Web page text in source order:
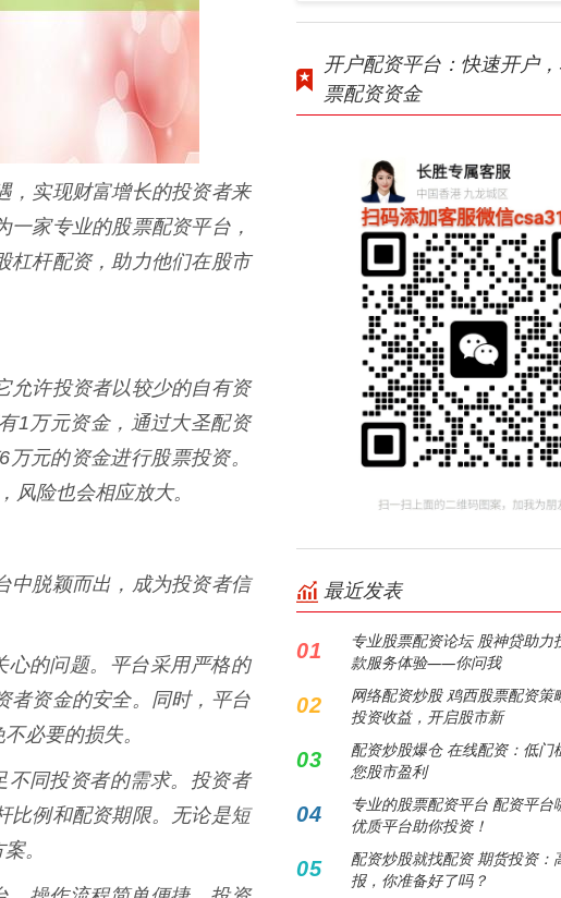
，实现财富增长的投资者来
家专业的股票配资平台，
杠杆配资，助力他们在股市
允许投资者以较少的自有资
1万元资金，通过大圣配资
元的资金进行股票投资。
风险也会相应放大。
中脱颖而出，成为投资者信
的问题。平台采用严格的
者资金的安全。同时，平台
必要的损失。
同投资者的需求。投资者
比例和配资期限。无论是短
。
开户配资平台：快速开户
票配资资金
最近发表
01
专业股票配资论坛 股神贷助力
款服务体验——你问我
02
网络配资炒股 鸡西股票配资策
投资收益，开启股市新
03
配资炒股爆仓 在线配资：低门
您股市盈利
04
专业的股票配资平台 配资平台
优质平台助你投资！
05
配资炒股就找配资 期货投资：
报，你准备好了吗？